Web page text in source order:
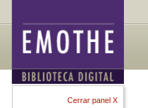
Cerrar panel X